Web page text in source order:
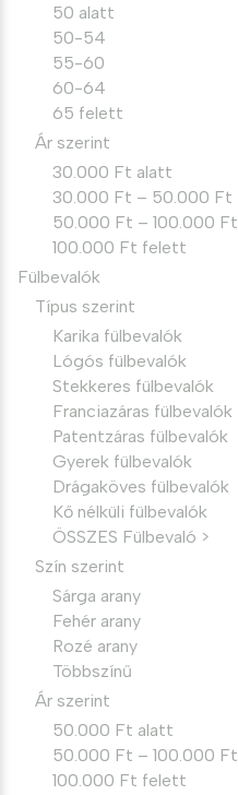
50 alatt
50-54
55-60
60-64
65 felett
Ár szerint
30.000 Ft alatt
30.000 Ft – 50.000 Ft
50.000 Ft – 100.000 Ft
100.000 Ft felett
Fülbevalók
Típus szerint
Karika fülbevalók
Lógós fülbevalók
Stekkeres fülbevalók
Franciazáras fülbevalók
Patentzáras fülbevalók
Gyerek fülbevalók
Drágaköves fülbevalók
Kő nélküli fülbevalók
ÖSSZES Fülbevaló >
Szín szerint
Sárga arany
Fehér arany
Rozé arany
Többszínű
Ár szerint
50.000 Ft alatt
50.000 Ft – 100.000 Ft
100.000 Ft felett